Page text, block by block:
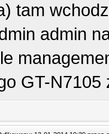
tam
admin
GT-